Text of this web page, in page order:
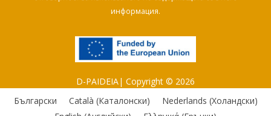
информация.
D-PAIDEIA| Copyright © 2026
Български
Català (Каталонски) Nederlands (Холандски)